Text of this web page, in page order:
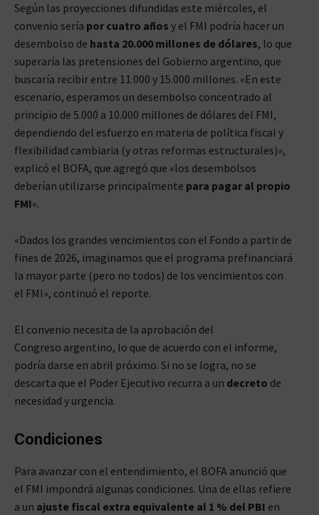
Según las proyecciones difundidas este miércoles, el
convenio sería por cuatro años y el FMI podría hacer un
desembolso de hasta 20.000 millones de dólares, lo que
superaría las pretensiones del Gobierno argentino, que
buscaría recibir entre 11.000 y 15.000 millones. «En este
escenario, esperamos un desembolso concentrado al
principio de 5.000 a 10.000 millones de dólares del FMI,
dependiendo del esfuerzo en materia de política fiscal y
flexibilidad cambiaria (y otras reformas estructurales)»,
explicó el BOFA, que agregó que «los desembolsos
deberían utilizarse principalmente para pagar al propio
FMI«.
«Dados los grandes vencimientos con el Fondo a partir de
fines de 2026, imaginamos que el programa prefinanciará
la mayor parte (pero no todos) de los vencimientos con
el FMI», continuó el reporte.
El convenio necesita de la aprobación del
Congreso argentino, lo que de acuerdo con el informe,
podría darse en abril próximo. Si no se logra, no se
descarta que el Poder Ejecutivo recurra a un decreto de
necesidad y urgencia.
Condiciones
Para avanzar con el entendimiento, el BOFA anunció que
el FMI impondrá algunas condiciones. Una de ellas refiere
a un ajuste fiscal extra equivalente al 1 % del PBI en